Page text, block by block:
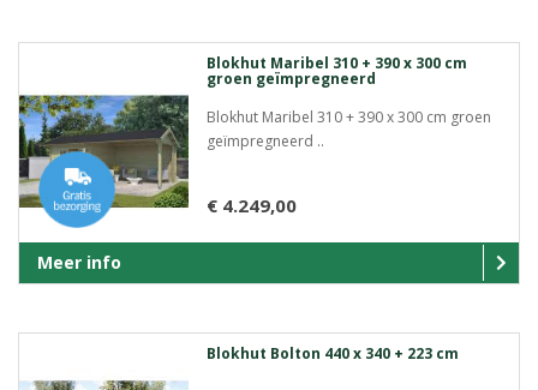
Blokhut Maribel 310 + 390 x 300 cm
groen geïmpregneerd
Blokhut Maribel 310 + 390 x 300 cm groen
geïmpregneerd ..
€ 4.249,00
Meer info
Blokhut Bolton 440 x 340 + 223 cm